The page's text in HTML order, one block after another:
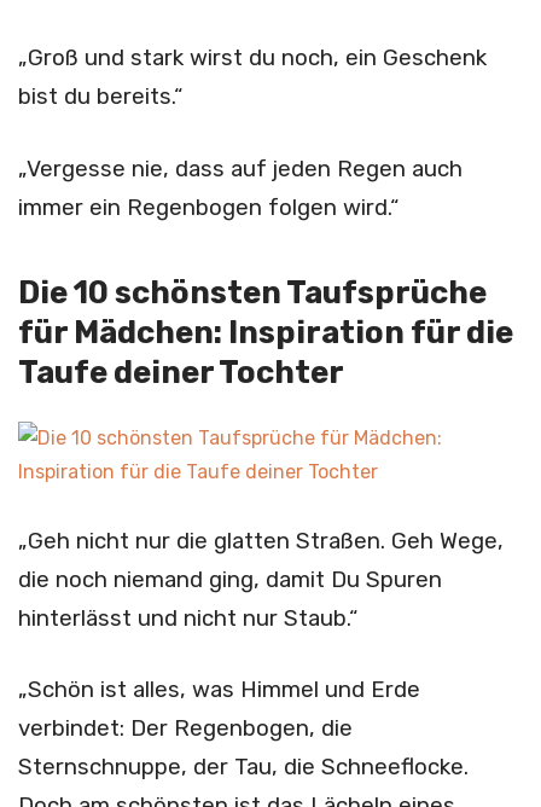
„Groß und stark wirst du noch, ein Geschenk
bist du bereits.“
„Vergesse nie, dass auf jeden Regen auch
immer ein Regenbogen folgen wird.“
Die 10 schönsten Taufsprüche
für Mädchen: Inspiration für die
Taufe deiner Tochter
„Geh nicht nur die glatten Straßen. Geh Wege,
die noch niemand ging, damit Du Spuren
hinterlässt und nicht nur Staub.“
„Schön ist alles, was Himmel und Erde
verbindet: Der Regenbogen, die
Sternschnuppe, der Tau, die Schneeflocke.